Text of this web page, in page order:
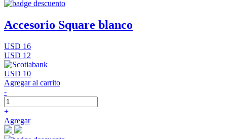
Accesorio Square blanco
USD 16
USD 12
USD 10
Agregar al carrito
-
+
Agregar